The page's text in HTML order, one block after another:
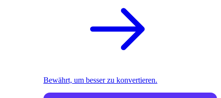
Bewährt, um besser zu konvertieren.